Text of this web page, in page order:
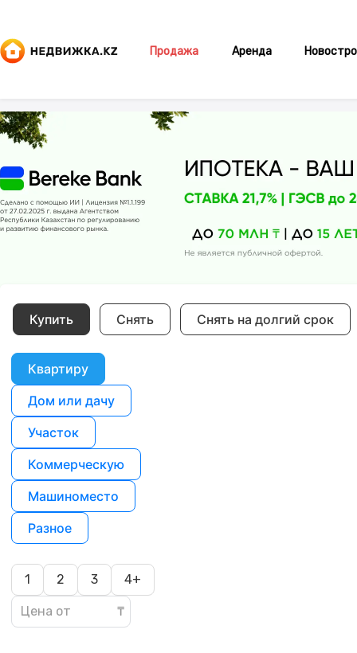
Продажа Аренда
Купить Снять Снять на долгий срок
Квартиру
Дом или дачу
Участок
Коммерческую
Машиноместо
Разное
1 2 3 4+